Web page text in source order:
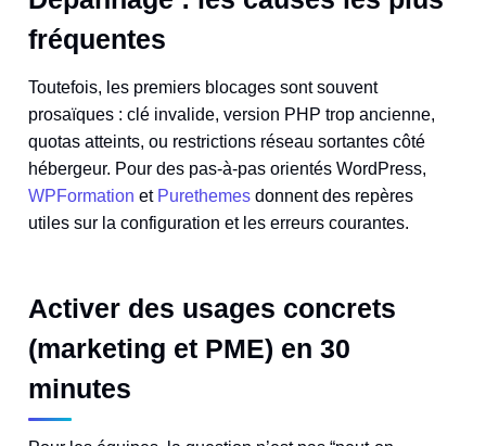
fréquentes
Toutefois, les premiers blocages sont souvent
prosaïques : clé invalide, version PHP trop ancienne,
quotas atteints, ou restrictions réseau sortantes côté
hébergeur. Pour des pas-à-pas orientés WordPress,
WPFormation et Purethemes donnent des repères
utiles sur la configuration et les erreurs courantes.
Activer des usages concrets
(marketing et PME) en 30
minutes